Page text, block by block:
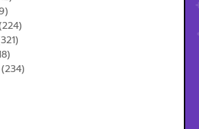
(234)